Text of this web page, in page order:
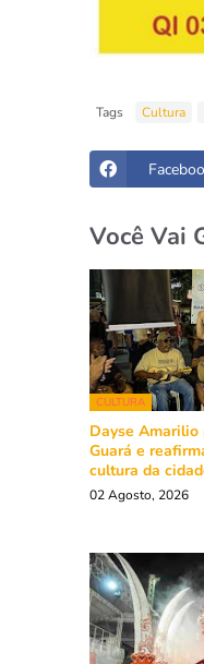
Tags Cultura
Você Vai
CULTURA
Dayse
Guará e
cultura da
02 Agosto, 2026